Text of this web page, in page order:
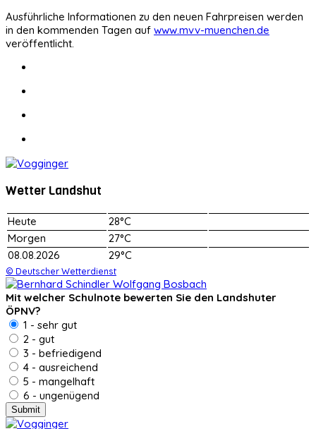
Ausführliche Informationen zu den neuen Fahrpreisen werden
in den kommenden Tagen auf www.mvv-muenchen.de
veröffentlicht.
Wetter Landshut
Heute
28°C
Morgen
27°C
08.08.2026
29°C
© Deutscher Wetterdienst
Mit welcher Schulnote bewerten Sie den Landshuter
ÖPNV?
1 - sehr gut
2 - gut
3 - befriedigend
4 - ausreichend
5 - mangelhaft
6 - ungenügend